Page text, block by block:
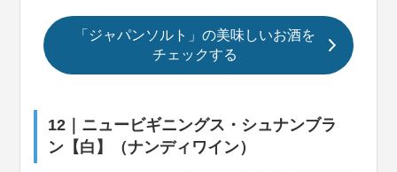
「ジャパンソルト」の美味しいお酒を
チェックする
12｜ニュービギニングス・シュナンブラ
ン【白】（ナンディワイン）